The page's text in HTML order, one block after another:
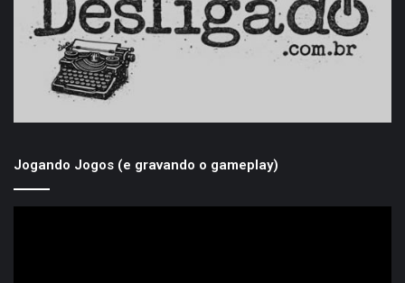
Jogando Jogos (e gravando o gameplay)